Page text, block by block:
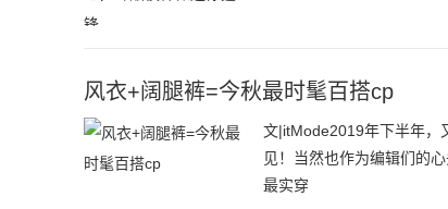
风衣+阔腿裤=今秋最时髦百搭cp
文|itMode2019年下半年，
见！当然也作为编辑们的
最实穿